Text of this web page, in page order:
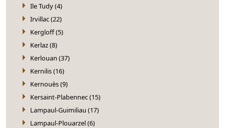
Ile Tudy (4)
Irvillac (22)
Kergloff (5)
Kerlaz (8)
Kerlouan (37)
Kernilis (16)
Kernouès (9)
Kersaint-Plabennec (15)
Lampaul-Guimiliau (17)
Lampaul-Plouarzel (6)